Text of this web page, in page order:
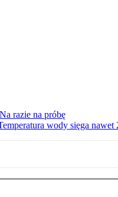
razie na próbę
wody sięga nawet